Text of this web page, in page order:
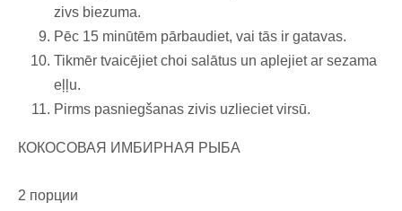
zivs biezuma.
Pēc 15 minūtēm pārbaudiet, vai tās ir gatavas.
Tikmēr tvaicējiet choi salātus un aplejiet ar sezama
eļļu.
Pirms pasniegšanas zivis uzlieciet virsū.
КОКОСОВАЯ ИМБИРНАЯ РЫБА
2 порции